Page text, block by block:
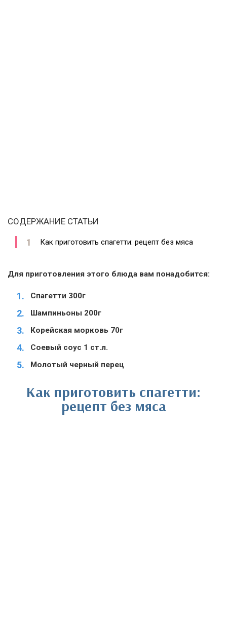
СОДЕРЖАНИЕ СТАТЬИ
Как приготовить спагетти: рецепт без мяса
Для приготовления этого блюда вам понадобится:
Спагетти 300г
Шампиньоны 200г
Корейская морковь 70г
Соевый соус 1 ст.л.
Молотый черный перец
Как приготовить спагетти:
рецепт без мяса